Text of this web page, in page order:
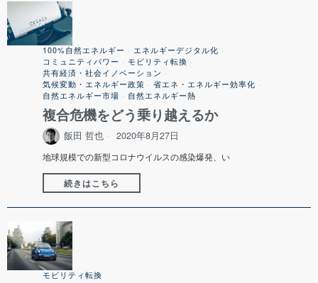
100%自然エネルギー · エネルギーデジタル化 ·
コミュニティパワー · モビリティ転換 ·
共有経済・社会イノベーション ·
気候変動・エネルギー政策 · 省エネ・エネルギー効率化 ·
自然エネルギー市場 · 自然エネルギー熱
複合危機をどう乗り越えるか
飯田 哲也 2020年8月27日
地球規模での新型コロナウイルスの感染爆発、い
続きはこちら
モビリティ転換